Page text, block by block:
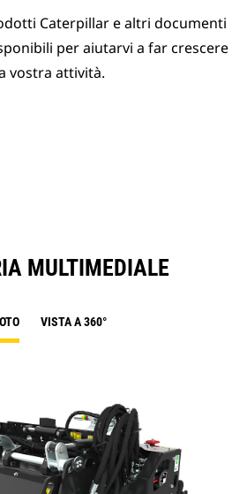
Caterpillar e altri documenti
per aiutarvi a far crescere
vostra attività.
MULTIMEDIALE
VISTA A 360°